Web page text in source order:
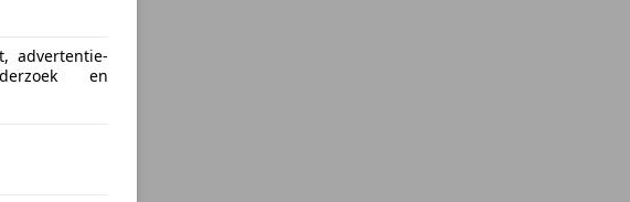
advertentie-
en